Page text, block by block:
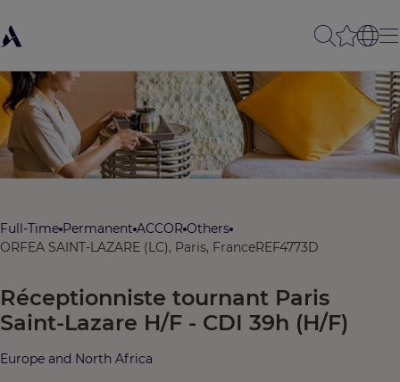
Full-Time Permanent ACCOR Others
ORFEA SAINT-LAZARE (LC), Paris, FranceREF4773D
Réceptionniste tournant Paris
Saint-Lazare H/F - CDI 39h (H/F)
Europe and North Africa